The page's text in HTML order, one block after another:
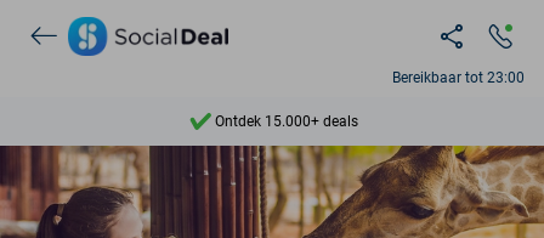
Bereikbaar tot 23:00
7 dagen per week beschikbaar
10+ miljoen leden
9,4